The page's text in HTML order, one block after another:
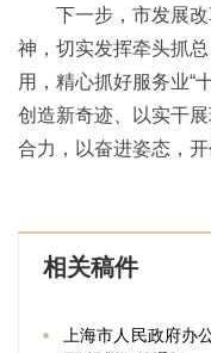
下一步，市发展改
神，切实发挥牵头抓
用，精心抓好服务业“
创造新奇迹、以实干
合力，以奋进姿态，
相关稿件
上海市人民政府办